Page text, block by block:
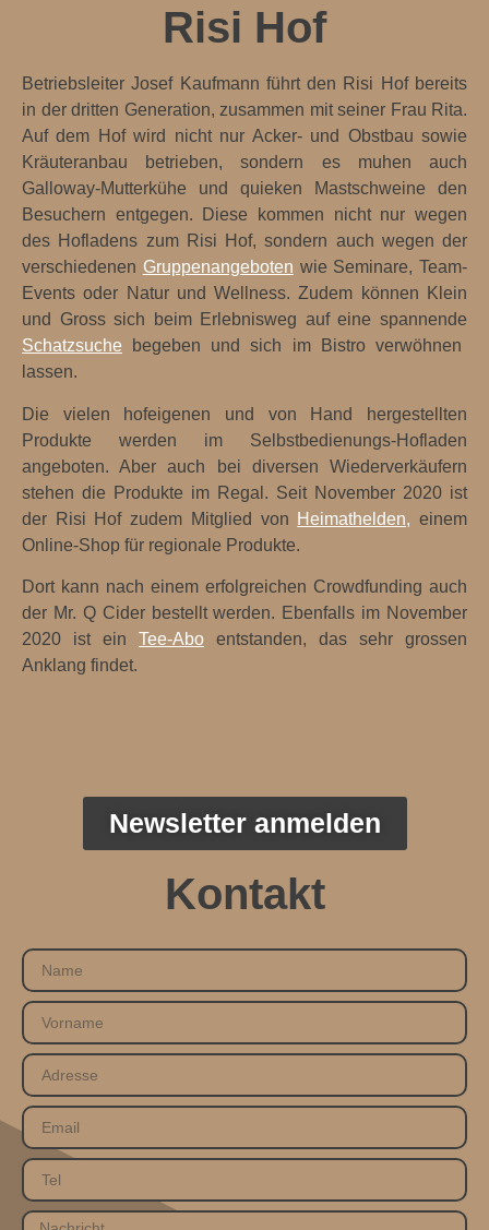
Risi Hof
Betriebsleiter Josef Kaufmann führt den Risi Hof bereits
in der dritten Generation, zusammen mit seiner Frau Rita.
Auf dem Hof wird nicht nur Acker- und Obstbau sowie
Kräuteranbau betrieben, sondern es muhen auch
Galloway-Mutterkühe und quieken Mastschweine den
Besuchern entgegen. Diese kommen nicht nur wegen
des Hofladens zum Risi Hof, sondern auch wegen der
verschiedenen Gruppenangeboten wie Seminare, Team-
Events oder Natur und Wellness. Zudem können Klein
und Gross sich beim Erlebnisweg auf eine spannende
Schatzsuche begeben und sich im Bistro verwöhnen
lassen.
Die vielen hofeigenen und von Hand hergestellten
Produkte werden im Selbstbedienungs-Hofladen
angeboten. Aber auch bei diversen Wiederverkäufern
stehen die Produkte im Regal. Seit November 2020 ist
der Risi Hof zudem Mitglied von Heimathelden, einem
Online-Shop für regionale Produkte.
Dort kann nach einem erfolgreichen Crowdfunding auch
der Mr. Q Cider bestellt werden. Ebenfalls im November
2020 ist ein Tee-Abo entstanden, das sehr grossen
Anklang findet.
Newsletter anmelden
Kontakt